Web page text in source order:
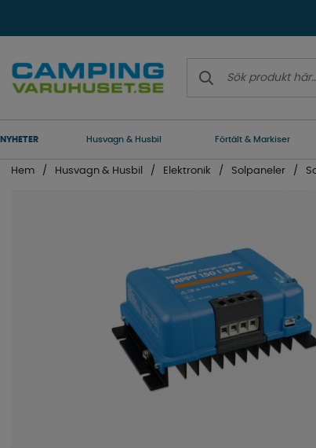
NYHETER Husvagn & Husbil Förtält & Markiser
Hem Husvagn & Husbil Elektronik Solpaneler